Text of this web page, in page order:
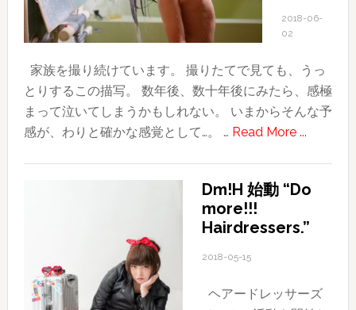
2018-06-
02
家族を撮り続けています。 撮りたてで見ても、うっ
とりするこの描写。 数年後、数十年後にみたら、感極
まって泣いてしまうかもしれない。 いまからそんな予
感が、わりと確かな感覚として…。 … Read More ...about
の
by
Dm!H 始動 “Do
more!!!
Hairdressers.”
2018-05-15
ヘアードレッサーズ